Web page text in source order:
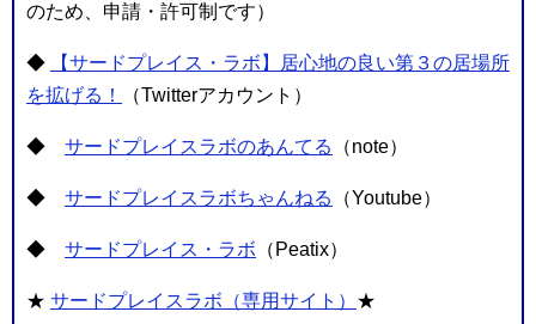
のため、申請・許可制です）
◆
【サードプレイス・ラボ】居心地の良い第３の居場所
を拡げる！
（Twitterアカウント）
◆ サードプレイスラボのあんてる （note）
◆ サードプレイスラボちゃんねる （Youtube）
◆ サードプレイス・ラボ （Peatix）
★ サードプレイスラボ（専用サイト） ★